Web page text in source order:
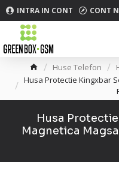
INTRA IN CONT CONT
Huse Telefon
Husa Protectie Kingxbar
Husa
Magnetica